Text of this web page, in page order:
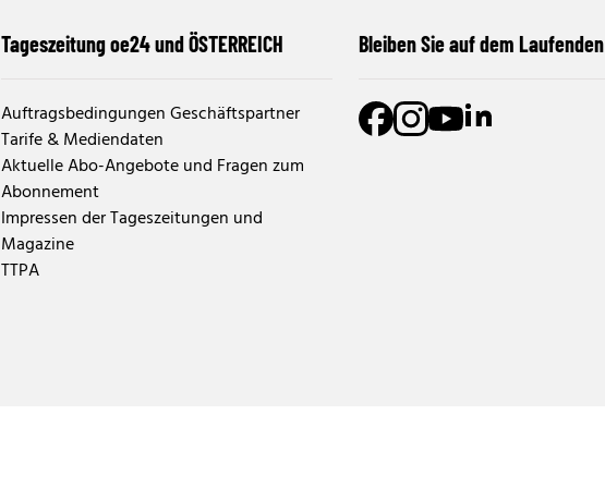
Tageszeitung oe24 und ÖSTERREICH
Auftragsbedingungen Geschäftspartner
Tarife & Mediendaten
Aktuelle Abo-Angebote und Fragen zum
Abonnement
Impressen der Tageszeitungen und
Magazine
TTPA
Bleiben Sie auf dem Laufenden